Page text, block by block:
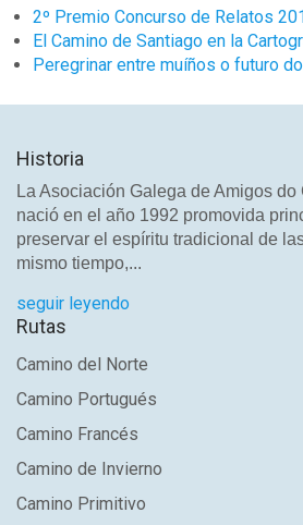
2º Premio Concurso de Relatos
El Camino de Santiago en la
Peregrinar entre muíños o futuro
Historia
La Asociación Galega de Amigos
nació en el año 1992 promovida
preservar el espíritu tradicional de
mismo tiempo,...
seguir leyendo
Rutas
Camino del Norte
Camino Portugués
Camino Francés
Camino de Invierno
Camino Primitivo